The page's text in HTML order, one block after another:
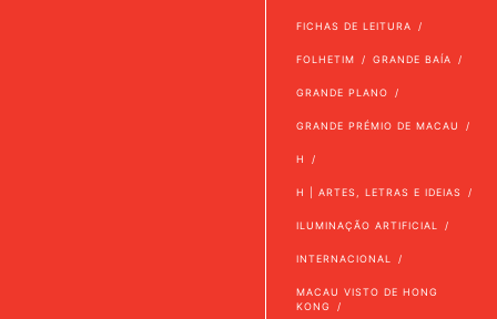
FICHAS DE LEITURA
FOLHETIM GRANDE BAÍA
GRANDE PLANO
GRANDE PRÉMIO DE MACAU
H
H | ARTES, LETRAS E IDEIAS
ILUMINAÇÃO ARTIFICIAL
INTERNACIONAL
MACAU VISTO DE HONG
KONG